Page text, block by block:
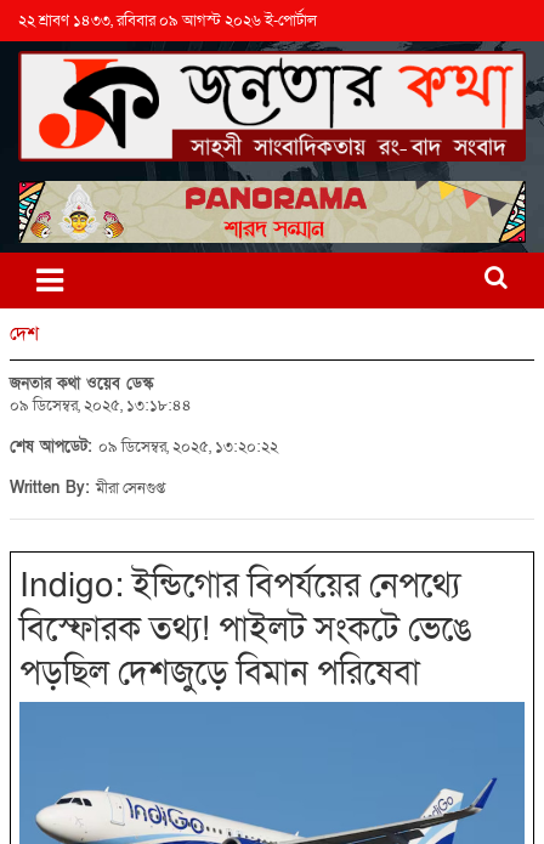
২২ শ্রাবণ ১৪৩৩, রবিবার ০৯ আগস্ট ২০২৬ ই-পোর্টাল
দেশ
জনতার কথা ওয়েব ডেস্ক
০৯ ডিসেম্বর, ২০২৫, ১৩:১৮:৪৪
শেষ আপডেট: ০৯ ডিসেম্বর, ২০২৫, ১৩:২০:২২
Written By:মীরা সেনগুপ্ত
Indigo: ইন্ডিগোর বিপর্যয়ের নেপথ্যে
বিস্ফোরক তথ্য! পাইলট সংকটে ভেঙে
পড়ছিল দেশজুড়ে বিমান পরিষেবা